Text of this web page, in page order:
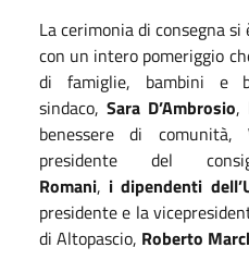
La cerimonia di consegna
con un intero pomeriggio
di famiglie, bambini e
sindaco, Sara D’Ambrosio,
benessere di comunità,
presidente del
Romani, i dipendenti
presidente e la
di Altopascio, Roberto